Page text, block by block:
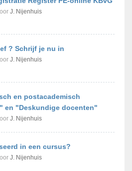
J. Nijenhuis
? Schrijf je nu in
J. Nijenhuis
en postacademisch
en "Deskundige docenten"
J. Nijenhuis
in een cursus?
J. Nijenhuis